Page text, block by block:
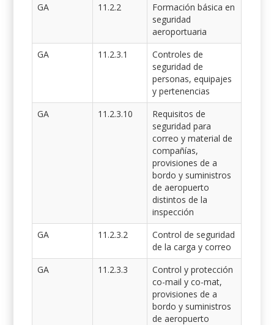
GA
11.2.2
Formación básica en
seguridad
aeroportuaria
GA
11.2.3.1
Controles de
seguridad de
personas, equipajes
y pertenencias
GA
11.2.3.10
Requisitos de
seguridad para
correo y material de
compañías,
provisiones de a
bordo y suministros
de aeropuerto
distintos de la
inspección
GA
11.2.3.2
Control de seguridad
de la carga y correo
GA
11.2.3.3
Control y protección
co-mail y co-mat,
provisiones de a
bordo y suministros
de aeropuerto